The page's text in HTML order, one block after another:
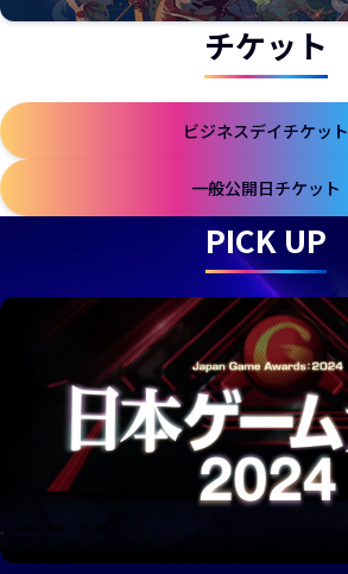
チケット
ビジネスデイチケット
一般公開日チケット
PICK UP
新しいウィンドウで開きます